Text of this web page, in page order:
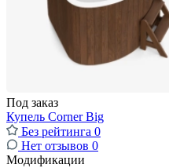
Под заказ
Купель Corner Big
Без рейтинга 0
Нет отзывов 0
Модификации